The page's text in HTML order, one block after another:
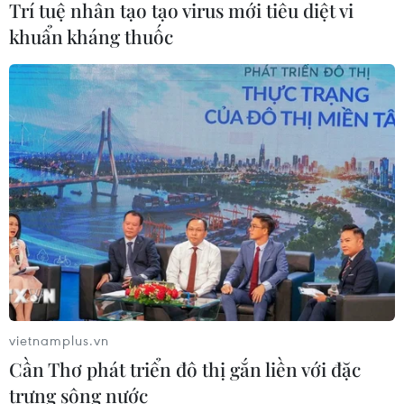
Dịch Ebola: Số ca tử vong ở châu Phi
tăng lên hơn 1.000 người
22/07/2026 22:56
Xem thêm
CƠ QUAN CHỦ QUẢN: THÔNG TẤN XÃ VIỆT NAM
Tổng Biên tập: TRẦN TIẾN DUẨN
Phó Tổng Biên tập: NGUYỄN THỊ TÁM, KHÚC THANH
THỦY
Trí tuệ nhân tạo tạo virus mới tiêu diệt vi
khuẩn kháng thuốc
vietnamplus.vn
Cần Thơ phát triển đô thị gắn liền với đặc
trưng sông nước